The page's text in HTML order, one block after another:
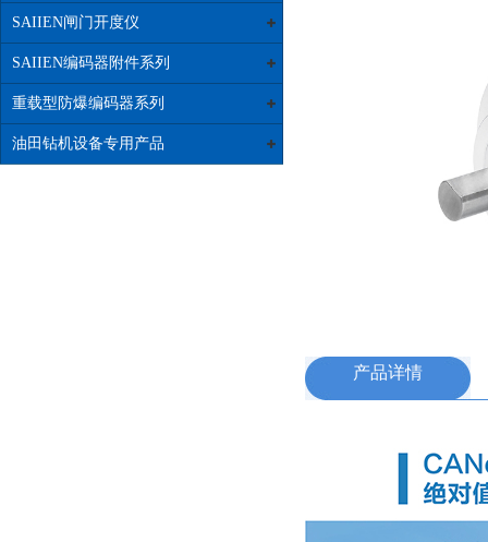
SAIIEN闸门开度仪
SAIIEN编码器附件系列
重载型防爆编码器系列
油田钻机设备专用产品
产品详情